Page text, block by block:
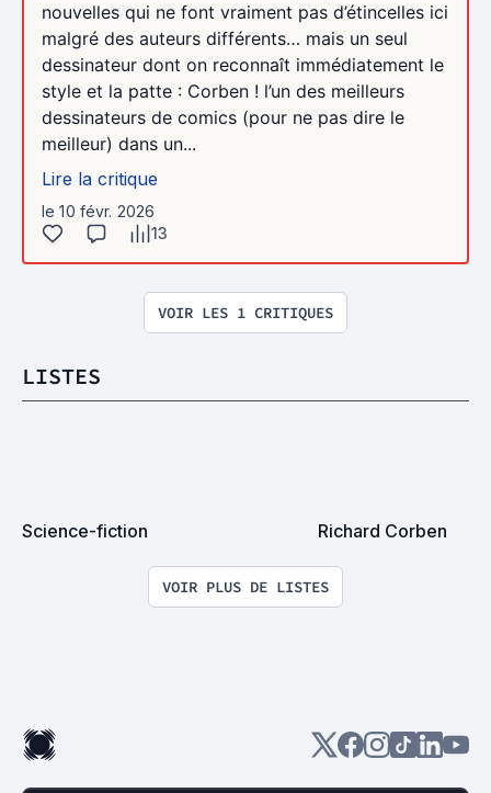
nouvelles qui ne font vraiment pas d’étincelles ici
malgré des auteurs différents… mais un seul
dessinateur dont on reconnaît immédiatement le
style et la patte : Corben ! l’un des meilleurs
dessinateurs de comics (pour ne pas dire le
meilleur) dans un...
Lire la critique
le 10 févr. 2026
13
VOIR LES 1 CRITIQUES
LISTES
Science-fiction Richard Corben
VOIR PLUS DE LISTES